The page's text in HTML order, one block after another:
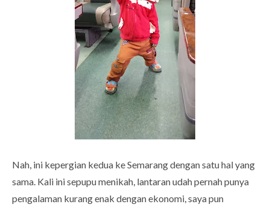
Nah, ini kepergian kedua ke Semarang dengan satu hal yang
sama. Kali ini sepupu menikah, lantaran udah pernah punya
pengalaman kurang enak dengan ekonomi, saya pun